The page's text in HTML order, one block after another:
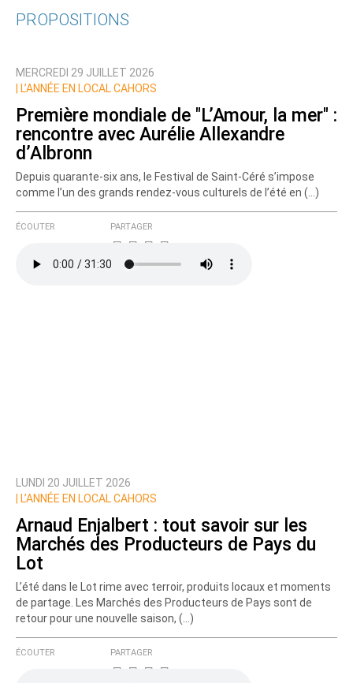
Nom
Courriel (non publié)
Ajoutez votre commentaire ici
Texte de votre message
Prévenez-moi de tous les nouveaux commentaires
PROPOSITIONS
MERCREDI 29 JUILLET 2026
L’ANNÉE EN LOCAL CAHORS
Première mondiale de "L’Amour, la mer" :
rencontre avec Aurélie Allexandre
d’Albronn
Depuis quarante-six ans, le Festival de Saint-Céré s’impose
comme l’un des grands rendez-vous culturels de l’été en (…)
ÉCOUTER PARTAGER
LUNDI 20 JUILLET 2026
L’ANNÉE EN LOCAL CAHORS
Arnaud Enjalbert : tout savoir sur les
Marchés des Producteurs de Pays du
Lot
L’été dans le Lot rime avec terroir, produits locaux et moments
de partage. Les Marchés des Producteurs de Pays sont de
retour pour une nouvelle saison, (…)
ÉCOUTER PARTAGER